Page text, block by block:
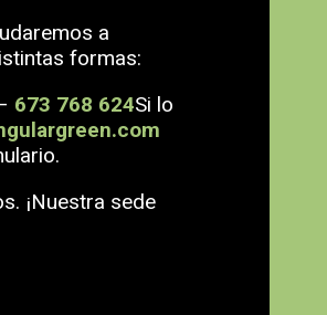
a
formas:
673 768 624Si lo
¡Nuestra sede